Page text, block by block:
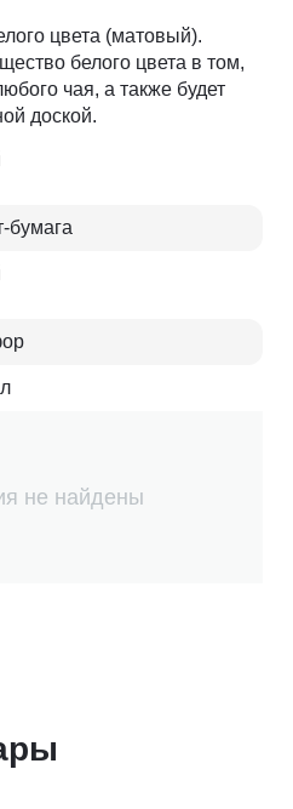
цвета (матовый).
белого цвета в том,
чая, а также будет
доской.
бумага
не найдены